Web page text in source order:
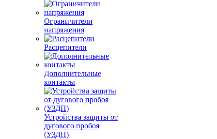
Ограничители
напряжения
Расцепители
Дополнительные
контакты
Устройства защиты от
дугового пробоя
(УЗДП)